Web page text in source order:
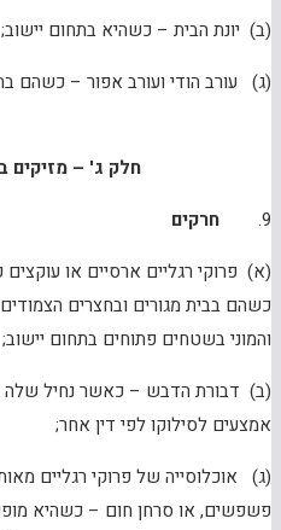
(ב) יונת הבית – כשהיא בתחום יישוב;
(ג) עורב הודי ועורב אפור – כשהם
חלק ג' – מזיקים
9.
חרקים
(א) פרוקי רגליים ארסיים או עוקצים
כשהם בבית מגורים ובחצרים
והמוני בשטחים פתוחים בתחום יישוב;
(ב) דבורת הדבש – כאשר נחיל שלה
אמצעים לסילוקו לפי דין אחר;
(ג) אוכלוסייה של פרוקי רגליים
פשפשים, או סרחן חום – כשהיא